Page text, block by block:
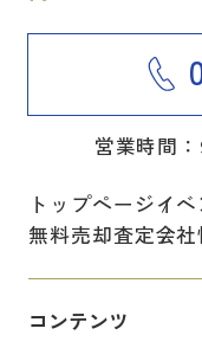
営業時間
トップページイ
無料売却査定会
コンテンツ